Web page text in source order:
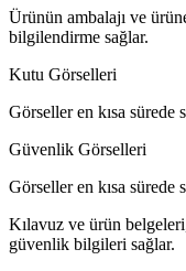
Ürünün ambalajı ve
bilgilendirme sağlar.
Kutu Görselleri
Görseller en kısa sürede
Güvenlik Görselleri
Görseller en kısa sürede
Kılavuz ve ürün
güvenlik bilgileri sağlar.